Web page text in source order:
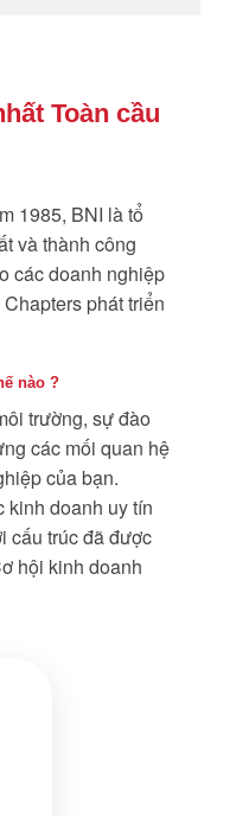
Toàn cầu
1985, BNI là tổ
và thành công
các doanh nghiệp
phát triển
nào ?
trường, sự đào
các mối quan hệ
của bạn.
kinh doanh uy tín
cấu trúc đã được
hội kinh doanh